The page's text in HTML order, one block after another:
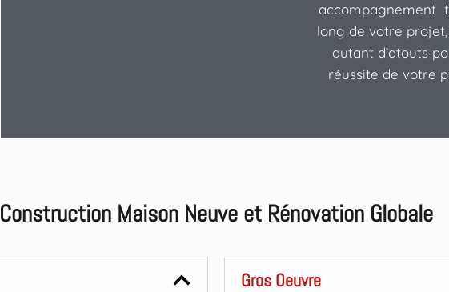
accompagnement
long de votre
autant d’atouts
réussite de votre
Construction Maison Neuve et Rénovation Globale
Gros Oeuvre